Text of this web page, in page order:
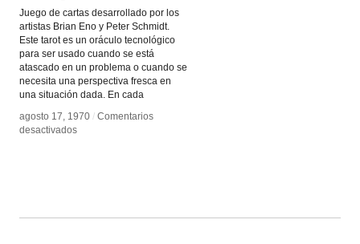
Juego de cartas desarrollado por los
artistas Brian Eno y Peter Schmidt.
Este tarot es un oráculo tecnológico
para ser usado cuando se está
atascado en un problema o cuando se
necesita una perspectiva fresca en
una situación dada. En cada
agosto 17, 1970 / Comentarios
desactivadosen
agosto 17, 1970 / Comentarios
desactivadosen